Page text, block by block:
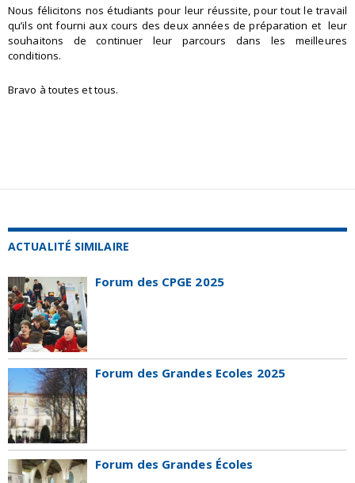
Nous félicitons nos étudiants pour leur réussite, pour tout le travail
qu’ils ont fourni aux cours des deux années de préparation et leur
souhaitons de continuer leur parcours dans les meilleures
conditions.
Bravo à toutes et tous.
ACTUALITÉ SIMILAIRE
Forum des CPGE 2025
Forum des Grandes Ecoles 2025
Forum des Grandes Écoles